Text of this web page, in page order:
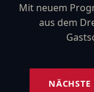
Mit neuem
aus dem